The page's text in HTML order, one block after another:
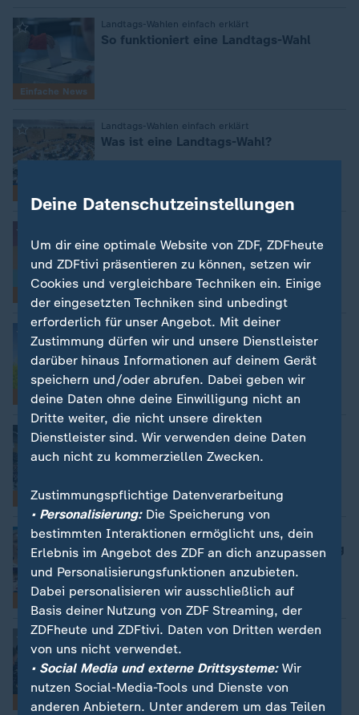
Einfache News
Landtags-Wahlen einfach erklärt
: So funktioniert eine Landtags-Wahl
Landtags-Wahlen einfach erklärt
: Was ist eine Landtags-Wahl?
Einfache News
: CDU/CSU haben die Wahl gewonnen
Einfache News
Bundestags-Wahl einfach erklärt
Die wichtigsten Themen der Wahl
Einfache News
Bundestags-Wahl einfach erklärt
: Was macht der Bundestag?
Einfache News
Bundestags-Wahl einfach erklärt
: Diese Personen sind für die Wahl wichtig
Einfache News
Bundestags-Wahl einfach erklärt
: Das passiert nach der Bundestags-Wahl
Deine Datenschutzeinstellungen
Um dir eine optimale Website von ZDF, ZDFheute
und ZDFtivi präsentieren zu können, setzen wir
Cookies und vergleichbare Techniken ein. Einige
der eingesetzten Techniken sind unbedingt
erforderlich für unser Angebot. Mit deiner
Zustimmung dürfen wir und unsere Dienstleister
darüber hinaus Informationen auf deinem Gerät
speichern und/oder abrufen. Dabei geben wir
deine Daten ohne deine Einwilligung nicht an
Dritte weiter, die nicht unsere direkten
Dienstleister sind. Wir verwenden deine Daten
auch nicht zu kommerziellen Zwecken.
Zustimmungspflichtige Datenverarbeitung
• Personalisierung:Die Speicherung von
bestimmten Interaktionen ermöglicht uns, dein
Erlebnis im Angebot des ZDF an dich anzupassen
und Personalisierungsfunktionen anzubieten.
Dabei personalisieren wir ausschließlich auf
Basis deiner Nutzung von ZDF Streaming, der
ZDFheute und ZDFtivi. Daten von Dritten werden
von uns nicht verwendet.
• Social Media und externe Drittsysteme:Wir
nutzen Social-Media-Tools und Dienste von
anderen Anbietern. Unter anderem um das Teilen